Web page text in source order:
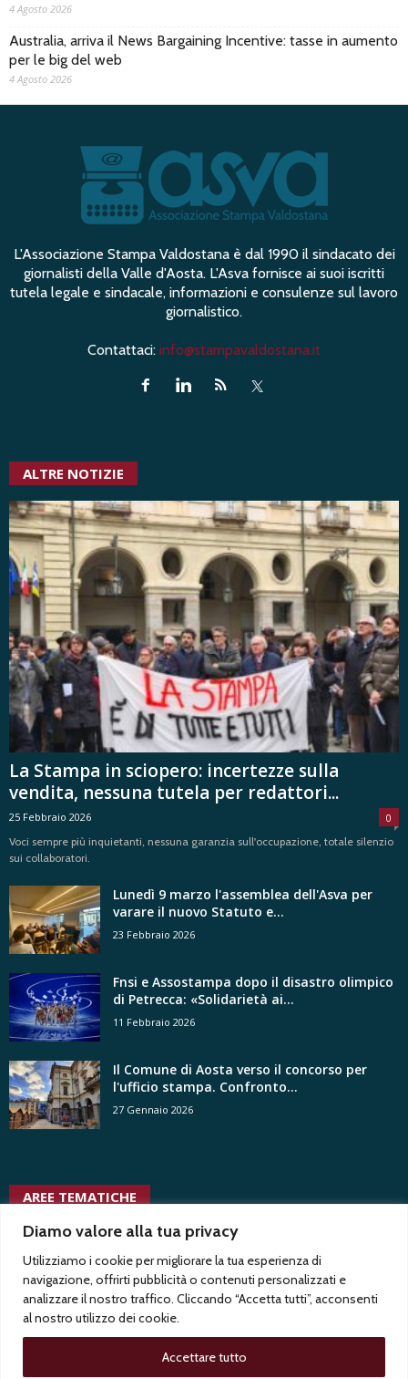
Diamo valore alla tua privacy
Utilizziamo i cookie per migliorare la tua esperienza di
navigazione, offrirti pubblicità o contenuti personalizzati e
analizzare il nostro traffico. Cliccando “Accetta tutti”, acconsenti
al nostro utilizzo dei cookie.
Accettare tutto
4 Agosto 2026
Australia, arriva il News Bargaining Incentive: tasse in aumento
per le big del web
4 Agosto 2026
L'Associazione Stampa Valdostana è dal 1990 il sindacato dei
giornalisti della Valle d'Aosta. L'Asva fornisce ai suoi iscritti
tutela legale e sindacale, informazioni e consulenze sul lavoro
giornalistico.
Contattaci: info@stampavaldostana.it
ALTRE NOTIZIE
La Stampa in sciopero: incertezze sulla
vendita, nessuna tutela per redattori...
25 Febbraio 2026
0
Voci sempre più inquietanti, nessuna garanzia sull'occupazione, totale silenzio
sui collaboratori.
Lunedì 9 marzo l'assemblea dell'Asva per
varare il nuovo Statuto e...
23 Febbraio 2026
Fnsi e Assostampa dopo il disastro olimpico
di Petrecca: «Solidarietà ai...
11 Febbraio 2026
Il Comune di Aosta verso il concorso per
l'ufficio stampa. Confronto...
27 Gennaio 2026
AREE TEMATICHE
uffici stampa pubblici
vertenze
Test1 tribunale vacanza contrattuale trasparenza
vittorio di
tgr voyeurismo usigrai uspi